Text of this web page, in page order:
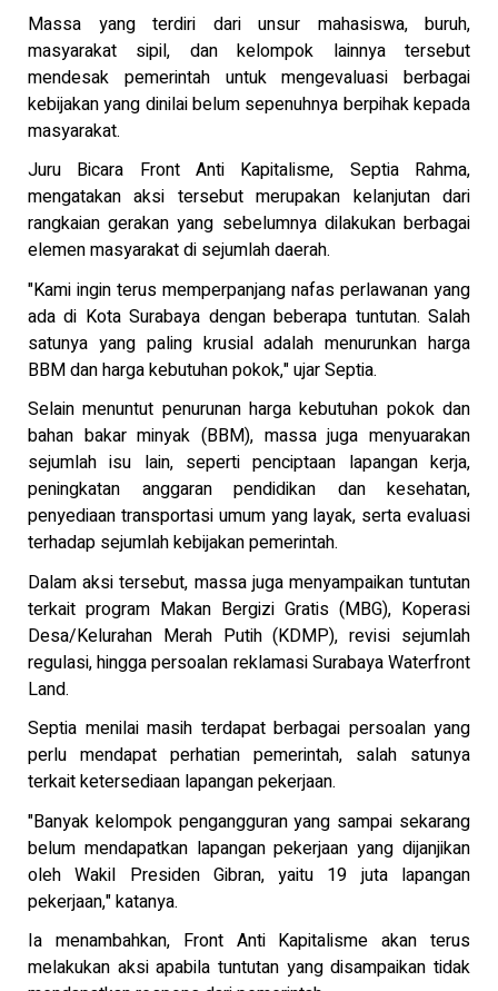
Massa yang terdiri dari unsur mahasiswa, buruh,
masyarakat sipil, dan kelompok lainnya tersebut
mendesak pemerintah untuk mengevaluasi berbagai
kebijakan yang dinilai belum sepenuhnya berpihak kepada
masyarakat.
Juru Bicara Front Anti Kapitalisme, Septia Rahma,
mengatakan aksi tersebut merupakan kelanjutan dari
rangkaian gerakan yang sebelumnya dilakukan berbagai
elemen masyarakat di sejumlah daerah.
"Kami ingin terus memperpanjang nafas perlawanan yang
ada di Kota Surabaya dengan beberapa tuntutan. Salah
satunya yang paling krusial adalah menurunkan harga
BBM dan harga kebutuhan pokok," ujar Septia.
Selain menuntut penurunan harga kebutuhan pokok dan
bahan bakar minyak (BBM), massa juga menyuarakan
sejumlah isu lain, seperti penciptaan lapangan kerja,
peningkatan anggaran pendidikan dan kesehatan,
penyediaan transportasi umum yang layak, serta evaluasi
terhadap sejumlah kebijakan pemerintah.
Dalam aksi tersebut, massa juga menyampaikan tuntutan
terkait program Makan Bergizi Gratis (MBG), Koperasi
Desa/Kelurahan Merah Putih (KDMP), revisi sejumlah
regulasi, hingga persoalan reklamasi Surabaya Waterfront
Land.
Septia menilai masih terdapat berbagai persoalan yang
perlu mendapat perhatian pemerintah, salah satunya
terkait ketersediaan lapangan pekerjaan.
"Banyak kelompok pengangguran yang sampai sekarang
belum mendapatkan lapangan pekerjaan yang dijanjikan
oleh Wakil Presiden Gibran, yaitu 19 juta lapangan
pekerjaan," katanya.
Ia menambahkan, Front Anti Kapitalisme akan terus
melakukan aksi apabila tuntutan yang disampaikan tidak